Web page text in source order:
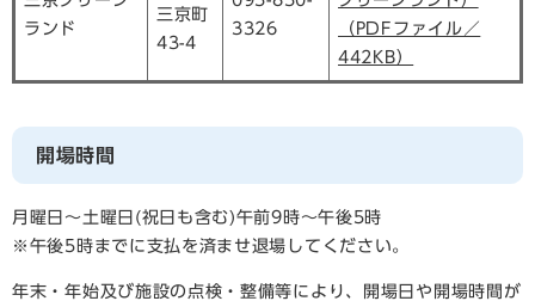
ランド
三京町
43-4
3326
（PDFファイル／
442KB）
開場時間
月曜日～土曜日(祝日も含む)午前9時～午後5時
※午後5時までに支払を済ませ退場してください。
年末・年始及び施設の点検・整備等により、開場日や開場時間が